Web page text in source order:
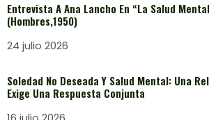
Entrevista A Ana Lancho En “La Salud
(Hombres,1950)
24 julio 2026
Soledad No Deseada Y Salud Mental: Una
Exige Una Respuesta Conjunta